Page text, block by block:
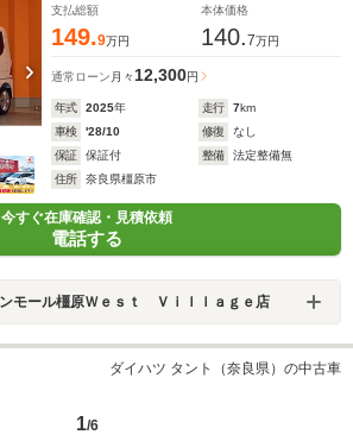
支払総額
149.9万円
本体価格
140.7万円
通常ローン 月々12,300円
年式 2025年 走行 7km
車検
'28/10 修復
なし
保証
保証付 整備
法定整備無
住所
奈良県橿原市
今すぐ在庫確認・見積依頼
電話する
モール橿原Ｗｅｓｔ Ｖｉｌｌａｇｅ店
ダイハツ タント（奈良県）の中古車
1/6